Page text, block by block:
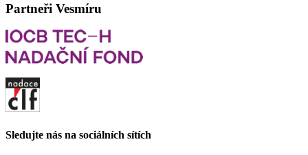
Partneři Vesmíru
Sledujte nás na sociálních sítích